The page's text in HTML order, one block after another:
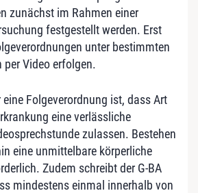
zunächst im Rahmen einer
festgestellt werden. Erst
unter bestimmten
per Video erfolgen.
Folgeverordnung ist, dass Art
eine verlässliche
zulassen. Bestehen
eine unmittelbare körperliche
Zudem schreibt der G-BA
mindestens einmal innerhalb von